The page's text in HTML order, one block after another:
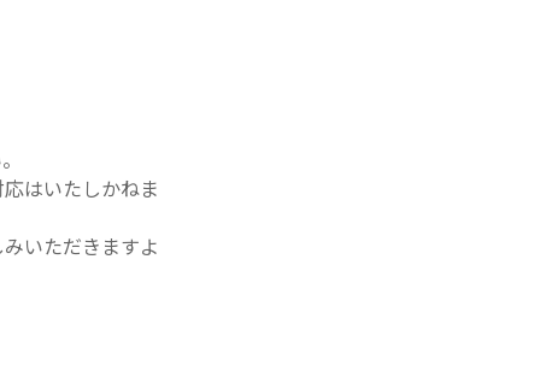
はいたしかねま
いただきますよ